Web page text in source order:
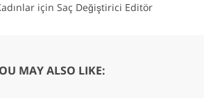
için Saç Değiştirici Editör
MAY ALSO LIKE: